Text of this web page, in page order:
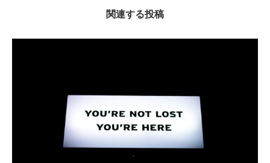
関連する投稿